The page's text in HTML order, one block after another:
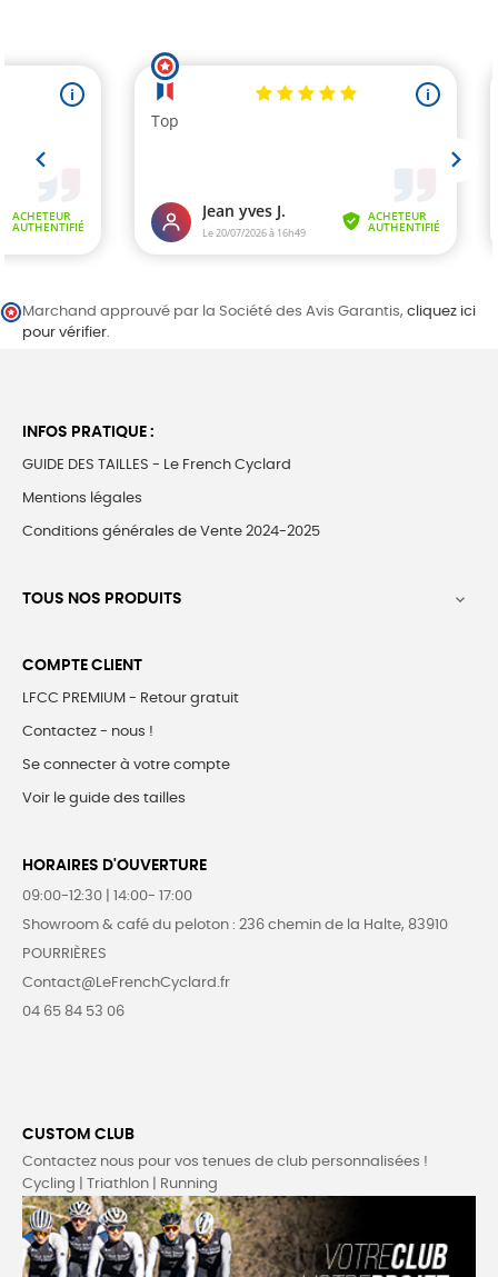
Marchand approuvé par la Société des Avis Garantis, cliquez ici
pour vérifier
INFOS PRATIQUE :
GUIDE DES TAILLES - Le French Cyclard
Mentions légales
Conditions générales de Vente 2024-2025
TOUS NOS PRODUITS 
COMPTE CLIENT
LFCC PREMIUM - Retour gratuit
Contactez - nous !
Se connecter à votre compte
Voir le guide des tailles
HORAIRES D'OUVERTURE
09:00-12:30 | 14:00- 17:00
Showroom & café du peloton : 236 chemin de la Halte, 83910
POURRIÈRES
Contact@LeFrenchCyclard.fr
04 65 84 53 06
CUSTOM CLUB
Contactez nous pour vos tenues de club personnalisées !
Cycling | Triathlon | Running